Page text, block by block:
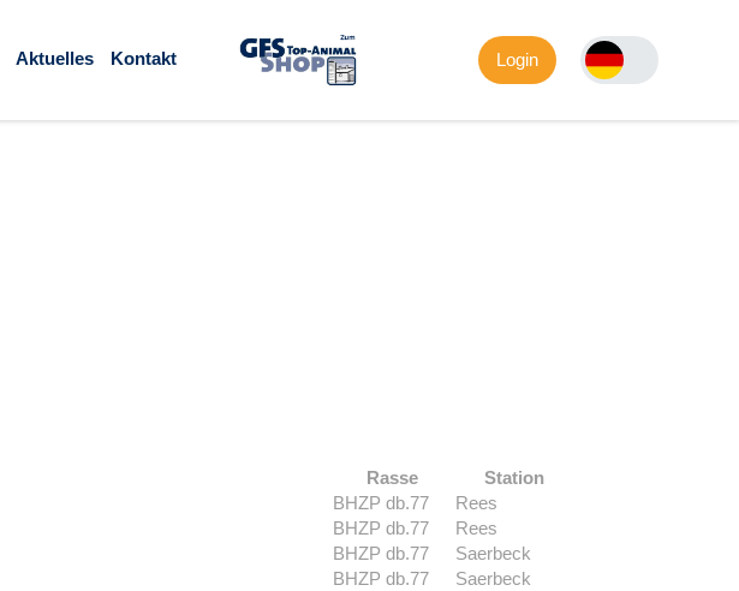
Aktuelles Kontakt Login
Rasse
Station
BHZP db.77
Rees
BHZP db.77
Rees
BHZP db.77
Saerbeck
BHZP db.77
Saerbeck